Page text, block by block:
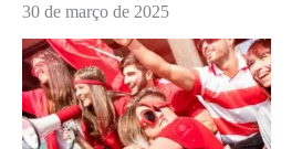
30 de março de 2025